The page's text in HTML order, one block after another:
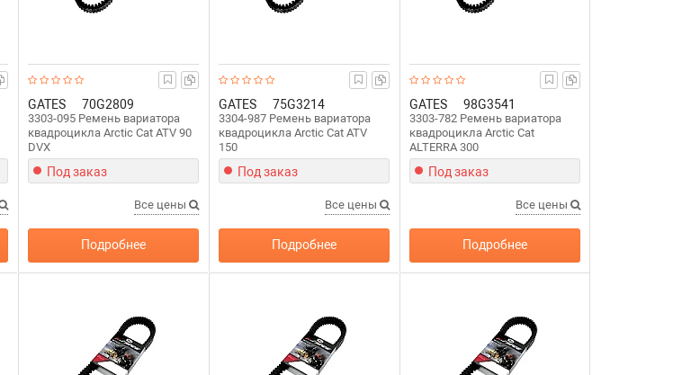
GATES 70G2809
3303-095 Ремень вариатора
квадроцикла Arctic Cat ATV 90
DVX
Под заказ
Все цены
Подробнее
GATES 75G3214
3304-987 Ремень вариатора
квадроцикла Arctic Cat ATV
150
Под заказ
Все цены
Подробнее
GATES 98G3541
3303-782 Ремень вариатора
квадроцикла Arctic Cat
ALTERRA 300
Под заказ
Все цены
Подробнее